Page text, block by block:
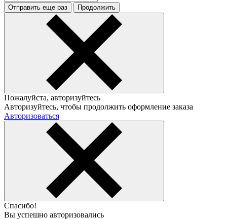
Отправить еще раз Продолжить
Пожалуйста, авторизуйтесь
Авторизуйтесь, чтобы продолжить оформление заказа
Авторизоваться
Спасибо!
Вы успешно авторизовались